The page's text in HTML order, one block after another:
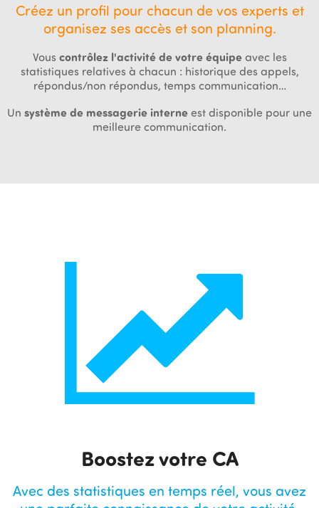
Créez un profil pour chacun de vos experts et
organisez ses accès et son planning.
Vouscontrôlez l'activité de votre équipeavec les
statistiques relatives à chacun : historique des appels,
répondus/non répondus, temps communication…
Un système de messagerie interneest disponible pour une
meilleure communication.
Boostez votre CA
Avec des statistiques en temps réel, vous avez